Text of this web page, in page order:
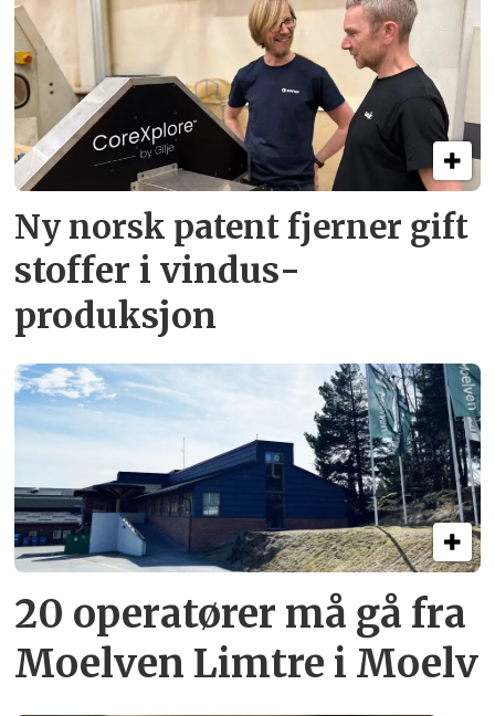
Ny norsk patent fjerner gift­
stoffer i vindus­
produksjon
20 operatører må gå fra
Moelven Limtre i Moelv